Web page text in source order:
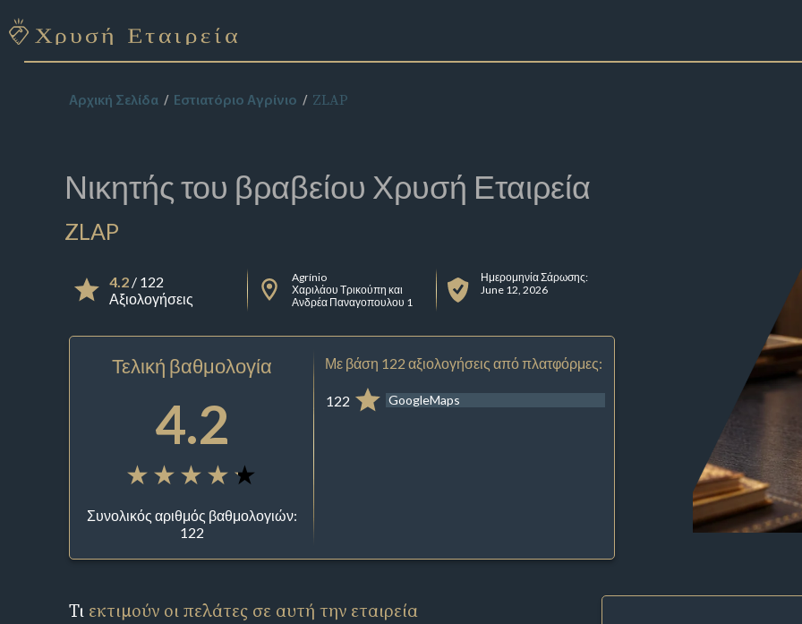
Αρχική Σελίδα Εστιατόριο Αγρίνιο ZLAP
Νικητής του βραβείου Χρυσή Εταιρεία
ZLAP
4.2/ 122
Αξιολογήσεις
Agrínio
Χαριλάου Τρικούπη και
Ανδρέα Παναγοπουλου 1
Ημερομηνία Σάρωσης:
June 12, 2026
Τελική βαθμολογία
4.2
Συνολικός αριθμός βαθμολογιών:
122
Με βάση 122 αξιολογήσεις από πλατφόρμες:
122 GoogleMaps
Τι εκτιμούν οι πελάτες σε αυτή την εταιρεία